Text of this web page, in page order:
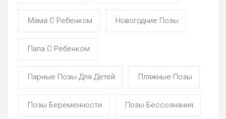
Мама С Ребенком Новогодние Позы
Папа С Ребенком
Парные Позы Для Детей Пляжные Позы
Позы Беременности Позы Бессознания